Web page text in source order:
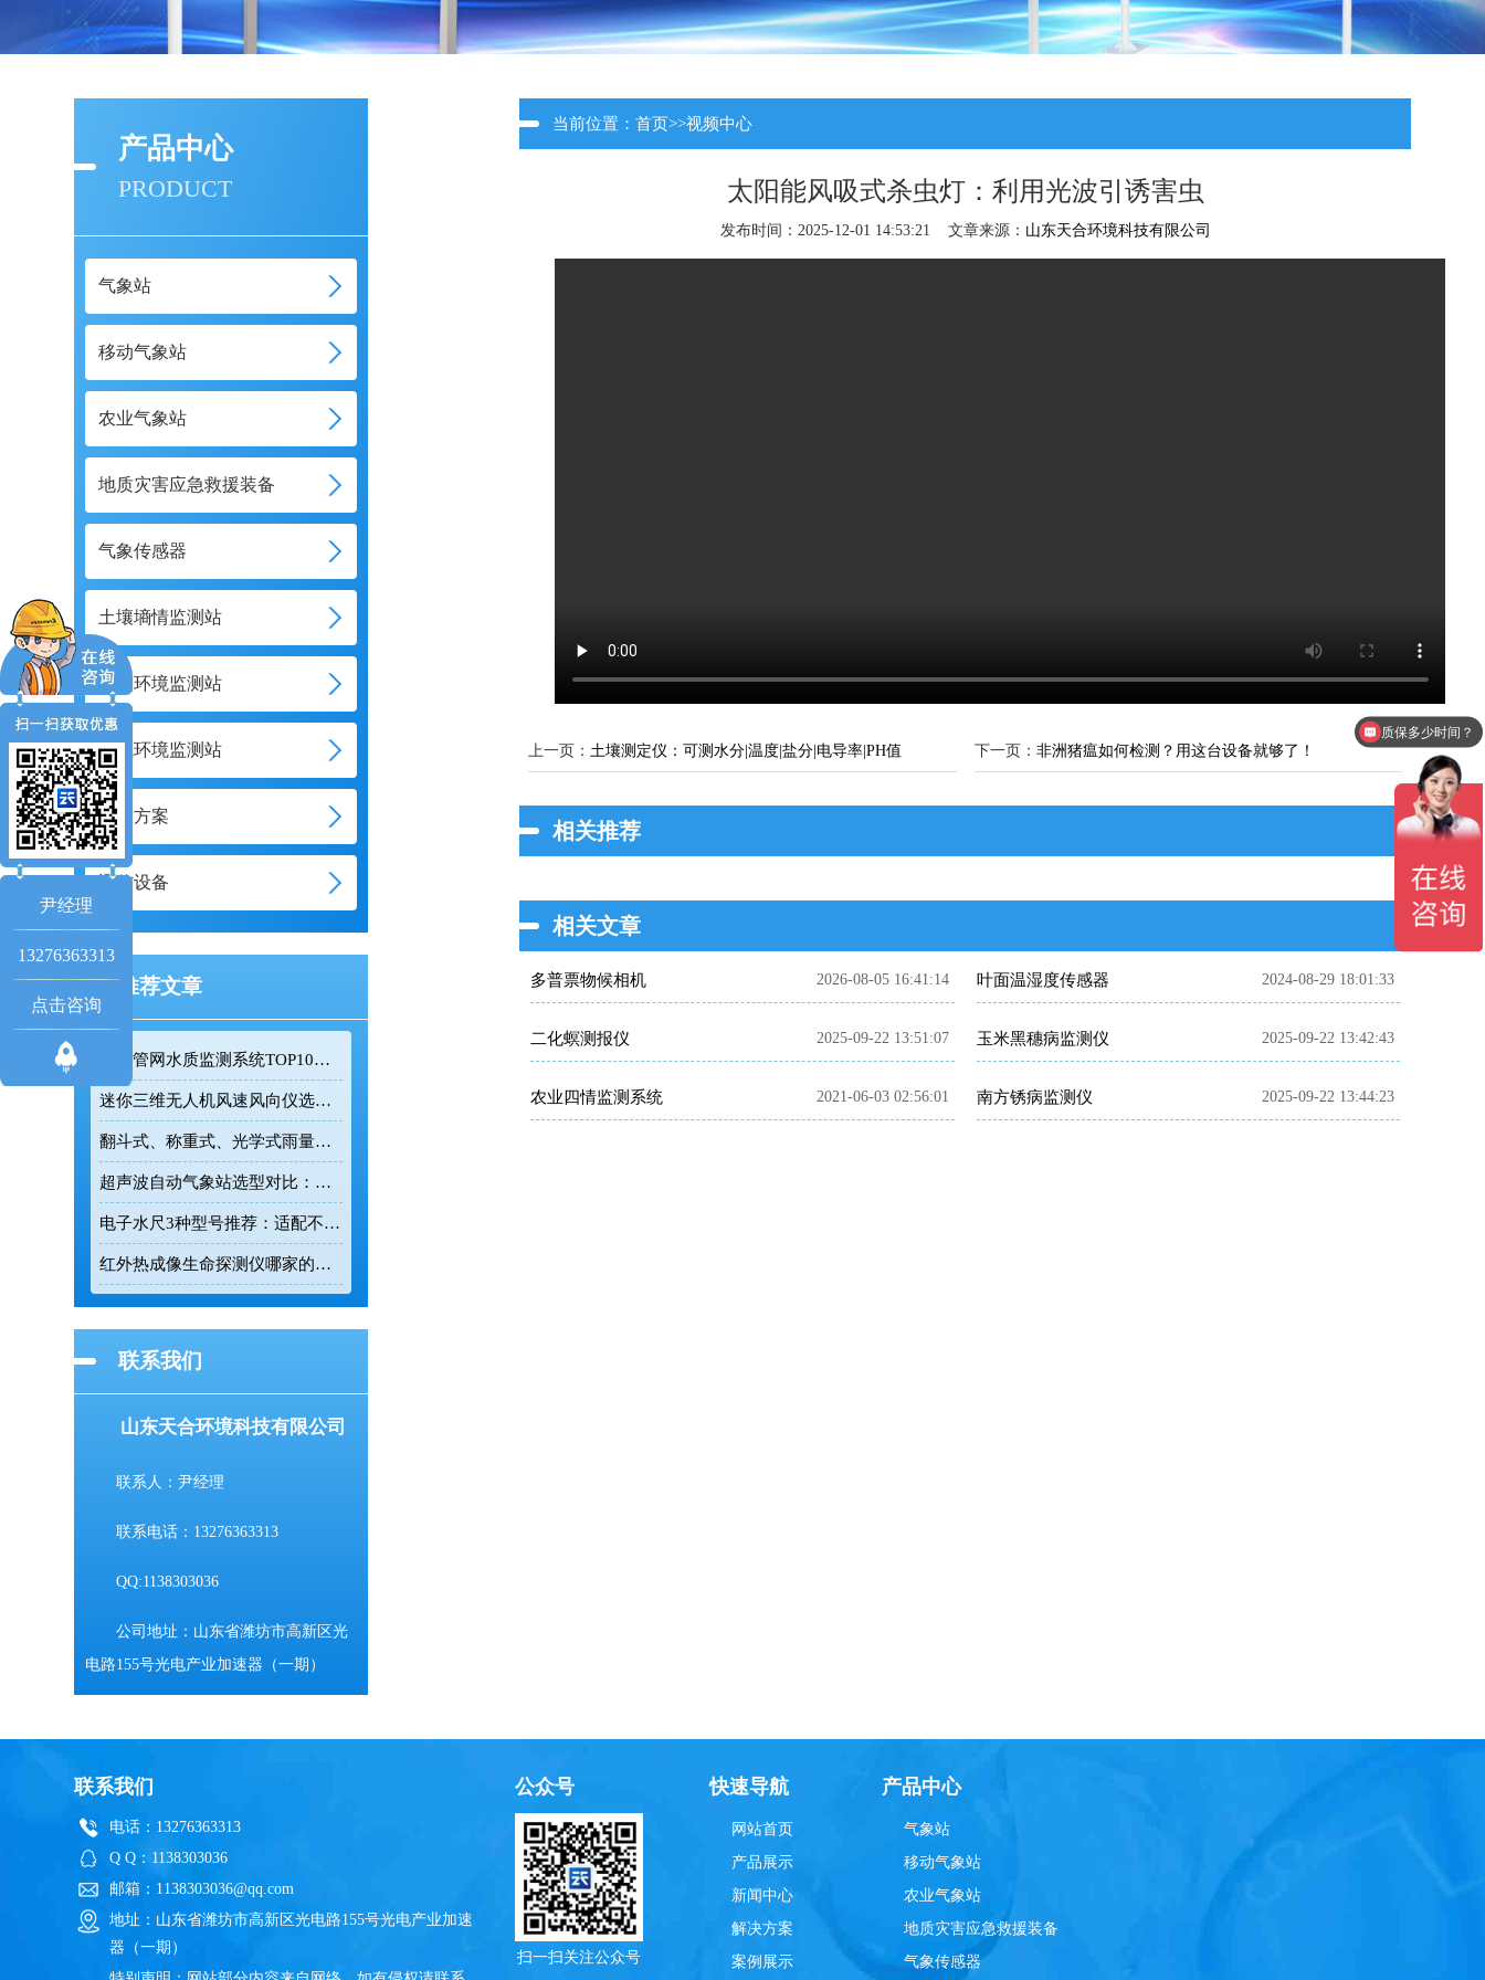
产品中心
PRODUCT
气象站
移动气象站
农业气象站
地质灾害应急救援装备
气象传感器
土壤墒情监测站
水文环境监测站
大气环境监测站
智慧方案
通信设备
推荐文章
排水管网水质监测系统TOP10推荐榜单
迷你三维无人机风速风向仪选型：云境天合TH-F1H助力空中风场监测
翻斗式、称重式、光学式雨量计精度大横评：哪种雨量计测量最准？
超声波自动气象站选型对比：云境天合 TH-CQX6 与天蔚 TW-CQX5 推荐
电子水尺3种型号推荐：适配不同水深监测场景
红外热成像生命探测仪哪家的好用？TH-860TH这款救援项目都在用
联系我们
山东天合环境科技有限公司
联系人：尹经理
联系电话：13276363313
QQ:1138303036
公司地址：山东省潍坊市高新区光
电路155号光电产业加速器（一期）
当前位置：首页>>视频中心
太阳能风吸式杀虫灯：利用光波引诱害虫
发布时间：2025-12-01 14:53:21 文章来源： 山东天合环境科技有限公司
上一页：土壤测定仪：可测水分|温度|盐分|电导率|PH值 下一页： 非洲猪瘟如何检测？用这台设备就够了！
相关推荐
相关文章
多普票物候相机 2026-08-05 16:41:14 叶面温湿度传感器 2024-08-29 18:01:33
二化螟测报仪 2025-09-22 13:51:07 玉米黑穗病监测仪 2025-09-22 13:42:43
农业四情监测系统 2021-06-03 02:56:01 南方锈病监测仪 2025-09-22 13:44:23
联系我们
电话：13276363313
Q Q：1138303036
邮箱：1138303036@qq.com
地址：山东省潍坊市高新区光电路155号光电产业加速
器（一期）
公众号
扫一扫关注公众号
快速导航
网站首页
产品展示
新闻中心
解决方案
案例展示
产品中心
气象站
移动气象站
农业气象站
地质灾害应急救援装备
气象传感器
尹经理
13276363313
点击咨询
产品有检测证书吗？